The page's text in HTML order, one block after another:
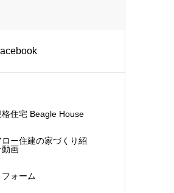
格住宅 Beagle House
ロー住建の家づくり紹
動画
フォーム